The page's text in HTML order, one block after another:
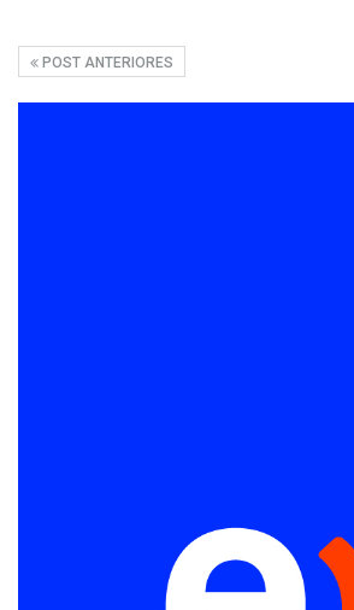
POST ANTERIORES